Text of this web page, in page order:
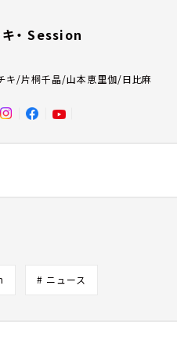
・ Session
キ/片桐千晶/山本恵里伽/日比麻
# ニュース